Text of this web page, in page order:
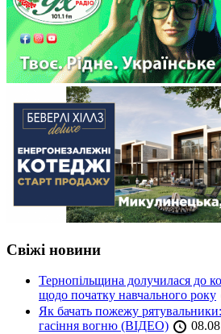
Свіжі новини
Тернопільщина долучилася до
щодо початку навчального року
Як бачать пожежу
гасіння вогню (ВІДЕО)